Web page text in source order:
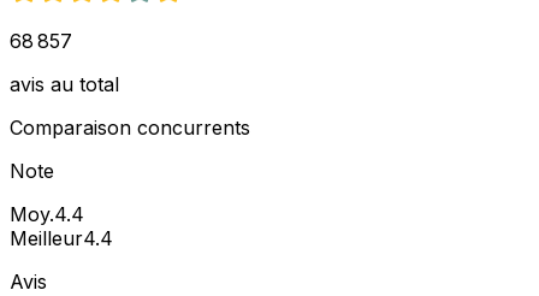
68 857
avis au total
Comparaison concurrents
Note
Moy.4.4
Meilleur4.4
Avis